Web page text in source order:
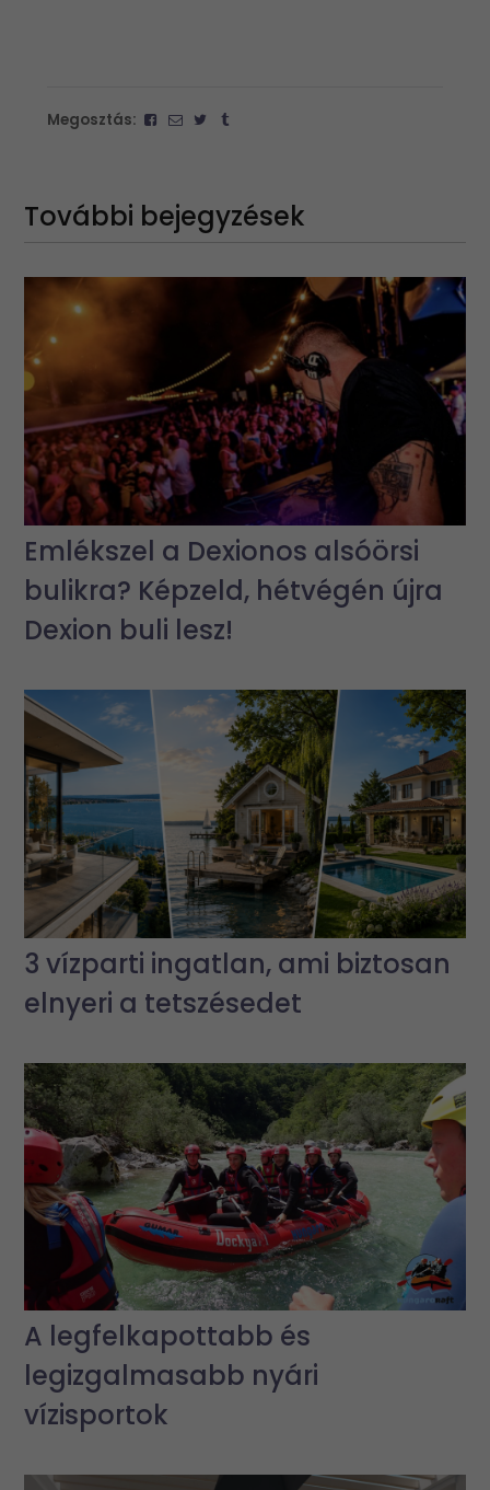
Megosztás:
További bejegyzések
Emlékszel a Dexionos alsóörsi
bulikra? Képzeld, hétvégén újra
Dexion buli lesz!
3 vízparti ingatlan, ami biztosan
elnyeri a tetszésedet
A legfelkapottabb és
legizgalmasabb nyári
vízisportok